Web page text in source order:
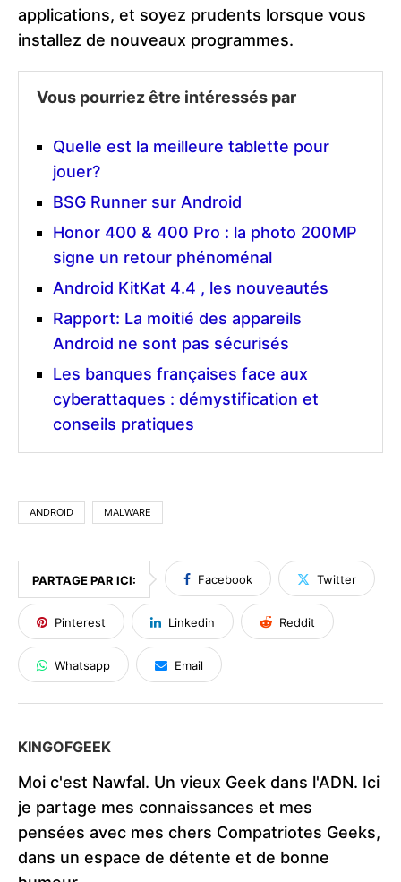
applications, et soyez prudents lorsque vous
installez de nouveaux programmes.
Vous pourriez être intéressés par
Quelle est la meilleure tablette pour
jouer?
BSG Runner sur Android
Honor 400 & 400 Pro : la photo 200MP
signe un retour phénoménal
Android KitKat 4.4 , les nouveautés
Rapport: La moitié des appareils
Android ne sont pas sécurisés
Les banques françaises face aux
cyberattaques : démystification et
conseils pratiques
ANDROID MALWARE
PARTAGE PAR ICI: Facebook Twitter
Pinterest Linkedin Reddit
Whatsapp Email
KINGOFGEEK
Moi c'est Nawfal. Un vieux Geek dans l'ADN. Ici
je partage mes connaissances et mes
pensées avec mes chers Compatriotes Geeks,
dans un espace de détente et de bonne